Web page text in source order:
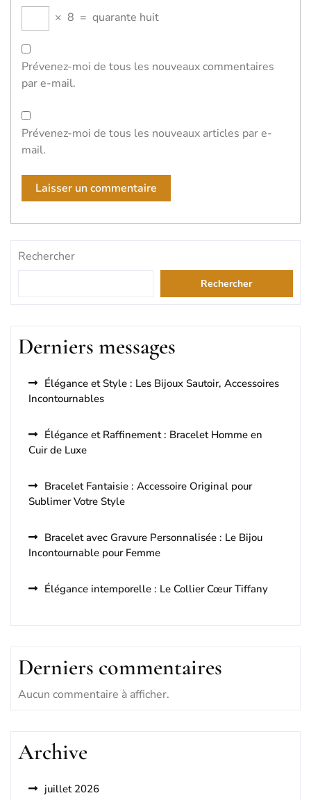
× 8 = quarante huit
Prévenez-moi de tous les nouveaux commentaires
par e-mail.
Prévenez-moi de tous les nouveaux articles par e-
mail.
Rechercher
Rechercher
Derniers messages
Élégance et Style : Les Bijoux Sautoir, Accessoires
Incontournables
Élégance et Raffinement : Bracelet Homme en
Cuir de Luxe
Bracelet Fantaisie : Accessoire Original pour
Sublimer Votre Style
Bracelet avec Gravure Personnalisée : Le Bijou
Incontournable pour Femme
Élégance intemporelle : Le Collier Cœur Tiffany
Derniers commentaires
Aucun commentaire à afficher.
Archive
juillet 2026